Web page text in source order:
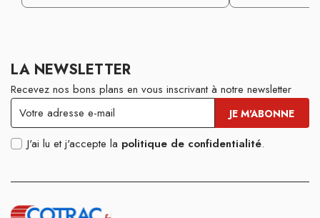
LA NEWSLETTER
Recevez nos bons plans en vous inscrivant à notre newsletter
J'ai lu et j'accepte la politique de confidentialité.